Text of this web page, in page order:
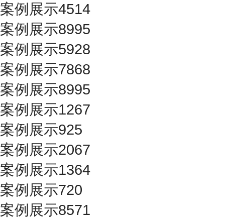
案例展示4514
案例展示8995
案例展示5928
案例展示7868
案例展示8995
案例展示1267
案例展示925
案例展示2067
案例展示1364
案例展示720
案例展示8571